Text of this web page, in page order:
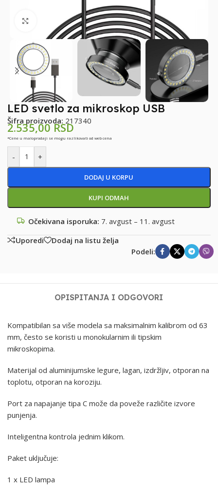
Klikni za uvećanje
LED svetlo za mikroskop USB
Šifra proizvoda: 217340
2.535,00RSD
*Cene u maloprodaji se mogu razlikovati od web cena
- +
DODAJ U KORPU
KUPI ODMAH
Očekivana isporuka: 7. avgust – 11. avgust
Uporedi
Dodaj na listu želja
Podeli:
OPISPITANJA I ODGOVORI
Kompatibilan sa više modela sa maksimalnim kalibrom od 63
mm, često se koristi u monokularnim ili tipskim
mikroskopima.
Materijal od aluminijumske legure, lagan, izdržljiv, otporan na
toplotu, otporan na koroziju.
Port za napajanje tipa C može da poveže različite izvore
punjenja.
Inteligentna kontrola jednim klikom.
Paket uključuje:
1 x LED lampa